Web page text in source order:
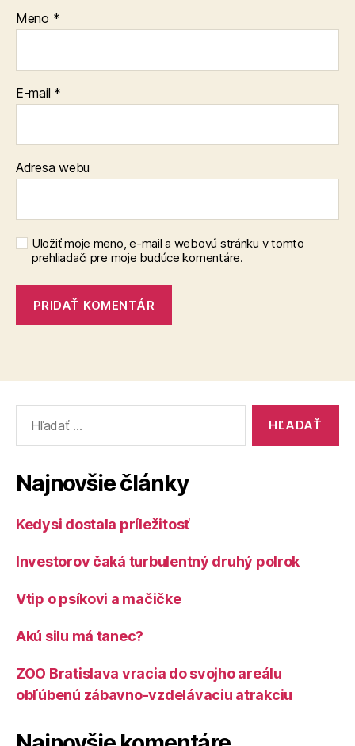
Meno *
E-mail *
Adresa webu
Uložiť moje meno, e-mail a webovú stránku v tomto
prehliadači pre moje budúce komentáre.
Najnovšie články
Kedysi dostala príležitosť
Investorov čaká turbulentný druhý polrok
Vtip o psíkovi a mačičke
Akú silu má tanec?
ZOO Bratislava vracia do svojho areálu
obľúbenú zábavno-vzdelávaciu atrakciu